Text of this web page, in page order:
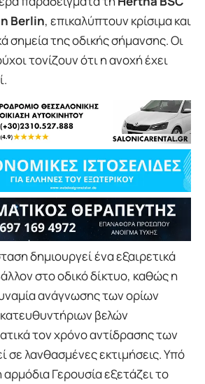
Berlin, επικαλύπτουν κρίσιμα και
σημεία της οδικής σήμανσης. Οι
τονίζουν ότι η ανοχή έχει
δημιουργεί ένα εξαιρετικά
στο οδικό δίκτυο, καθώς η
ανάγνωσης των ορίων
βελών
τον χρόνο αντίδρασης των
σε λανθασμένες εκτιμήσεις. Υπό
Γερουσία εξετάζει το